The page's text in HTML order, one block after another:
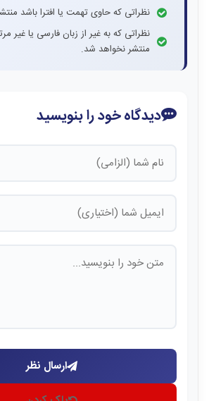
نظراتی که حاوی تهمت یا افترا باشد
نظراتی که به غیر از زبان فارسی یا غیر
منتشر نخواهد شد.
دیدگاه خود را بنویسید
ارسال نظر